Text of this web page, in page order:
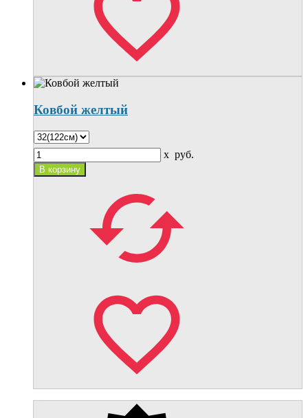
Ковбой желтый
x руб.